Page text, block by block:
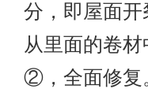
分，即屋面
从里面的卷
②，全面修复